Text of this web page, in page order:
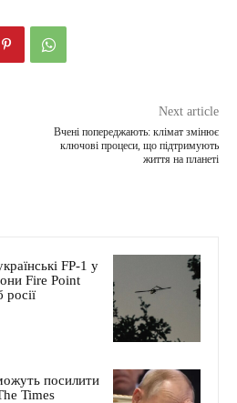
Next article
Вчені попереджають: клімат змінює
ключові процеси, що підтримують
життя на планеті
FP-1 у
Fire Point
росії
посилити
Times